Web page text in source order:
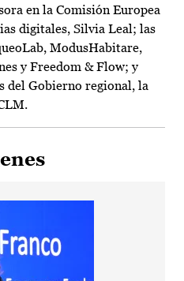
en la Comisión Europea
digitales, Silvia Leal; las
ModusHabitare,
y Freedom & Flow; y
del Gobierno regional, la